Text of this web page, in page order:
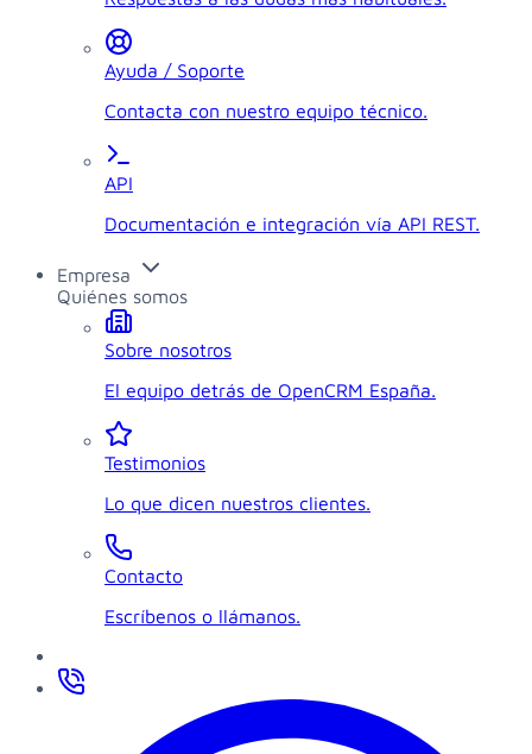
Ayuda / Soporte
Contacta con nuestro equipo técnico.
API
Documentación e integración vía API REST.
Empresa
Quiénes somos
Sobre nosotros
El equipo detrás de OpenCRM España.
Testimonios
Lo que dicen nuestros clientes.
Contacto
Escríbenos o llámanos.